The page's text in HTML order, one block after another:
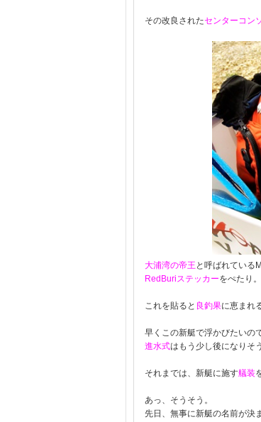
その改良されたセンターコン
大浦湾の帝王 と呼ばれている
RedBuriステッカーをぺたり。
これを貼ると 良釣果に恵まれ
早くこの新艇で浮かびたいの
進水式はもう少し後になりそ
それまでは、新艇に施す艤装
あっ、そうそう。
先日、無事に新艇の名前が決